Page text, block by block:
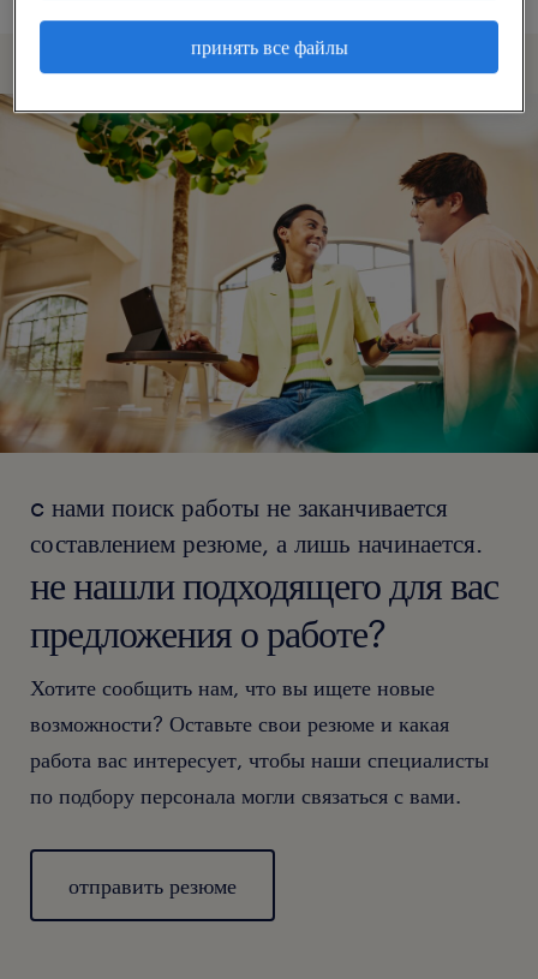
c нами поиск работы не заканчивается
составлением резюме, а лишь начинается.
не нашли подходящего для вас
предложения о работе?
Хотите сообщить нам, что вы ищете новые
возможности? Оставьте свои резюме и какая
работа вас интересует, чтобы наши специалисты
по подбору персонала могли связаться с вами.
отправить резюме
принять все файлы